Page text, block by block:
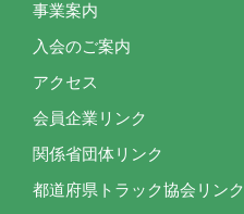
事業案内
入会のご案内
アクセス
会員企業リンク
関係省団体リンク
都道府県トラック協会リンク